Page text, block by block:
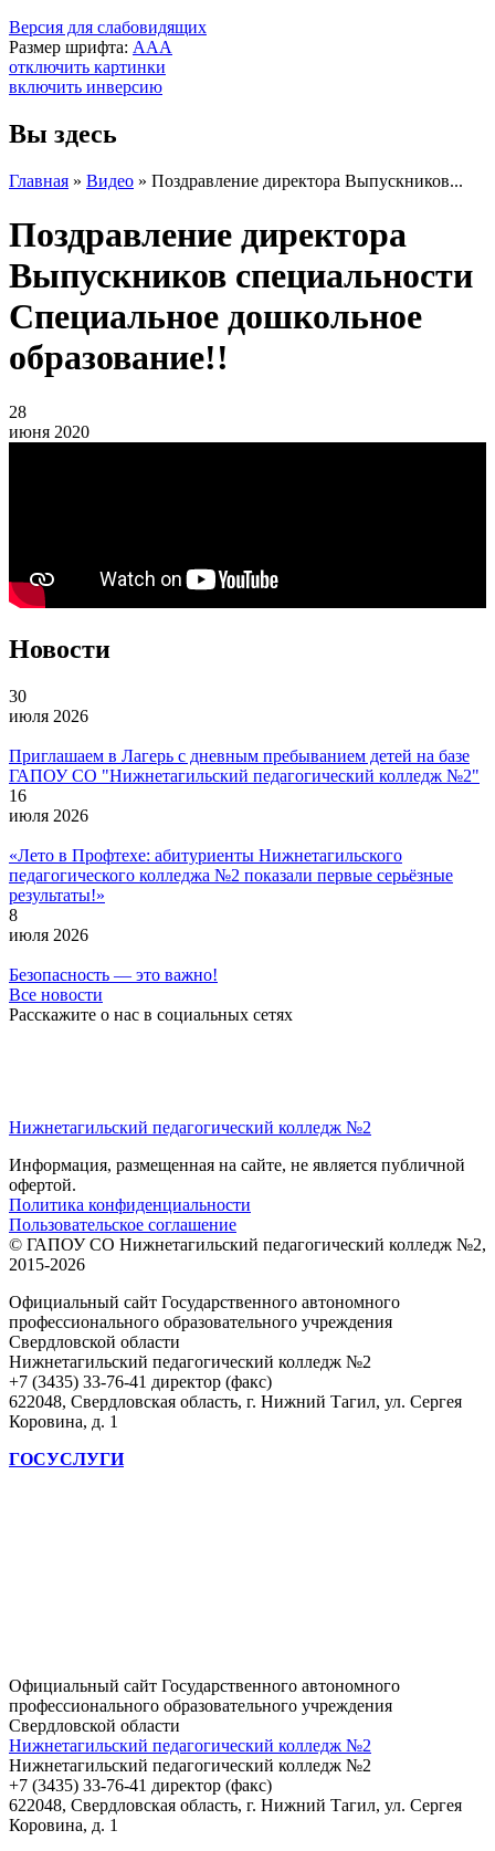
Версия для слабовидящих
Размер шрифта: AAA
отключить картинки
включить инверсию
Вы здесь
Главная » Видео » Поздравление директора Выпускников...
Поздравление директора
Выпускников специальности
Специальное дошкольное
образование!!
28
июня 2020
Новости
30
июля 2026
Приглашаем в Лагерь с дневным пребыванием детей на базе
ГАПОУ СО "Нижнетагильский педагогический колледж №2"
16
июля 2026
«Лето в Профтехе: абитуриенты Нижнетагильского
педагогического колледжа №2 показали первые серьёзные
результаты!»
8
июля 2026
Безопасность — это важно!
Все новости
Расскажите о нас в социальных сетях
Нижнетагильский педагогический колледж №2
Информация, размещенная на сайте, не является публичной
офертой.
Политика конфиденциальности
Пользовательское соглашение
© ГАПОУ СО Нижнетагильский педагогический колледж №2,
2015-2026
Официальный сайт Государственного автономного
профессионального образовательного учреждения
Свердловской области
Нижнетагильский педагогический колледж №2
+7 (3435) 33-76-41 директор (факс)
622048, Свердловская область, г. Нижний Тагил, ул. Сергея
Коровина, д. 1
ГОСУСЛУГИ
Официальный сайт Государственного автономного
профессионального образовательного учреждения
Свердловской области
Нижнетагильский педагогический колледж №2
Нижнетагильский педагогический колледж №2
+7 (3435) 33-76-41 директор (факс)
622048, Свердловская область, г. Нижний Тагил, ул. Сергея
Коровина, д. 1